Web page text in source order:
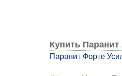
Купить
Паранит Форте